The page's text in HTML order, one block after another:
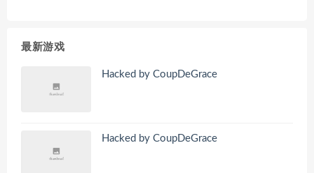
最新游戏
Hacked by CoupDeGrace
Hacked by CoupDeGrace